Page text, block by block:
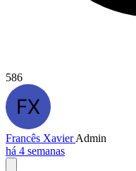
586
Francês XavierAdmin
há 4 semanas